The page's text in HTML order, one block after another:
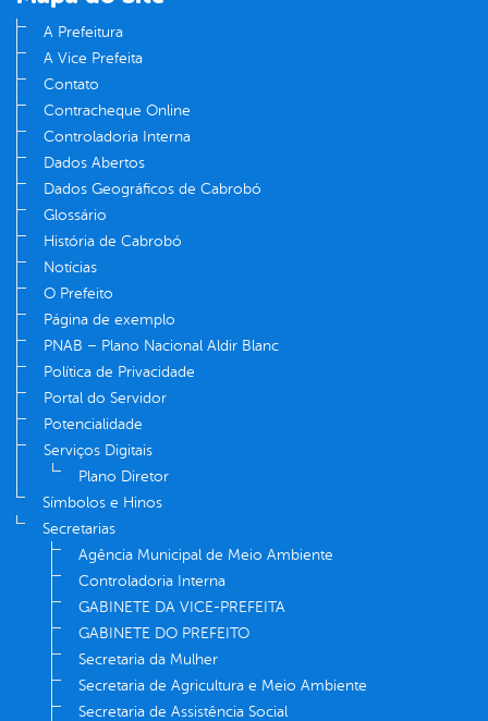
A Prefeitura
A Vice Prefeita
Contato
Contracheque Online
Controladoria Interna
Dados Abertos
Dados Geográficos de Cabrobó
Glossário
História de Cabrobó
Notícias
O Prefeito
Página de exemplo
PNAB – Plano Nacional Aldir Blanc
Política de Privacidade
Portal do Servidor
Potencialidade
Serviços Digitais
Plano Diretor
Símbolos e Hinos
Secretarias
Agência Municipal de Meio Ambiente
Controladoria Interna
GABINETE DA VICE-PREFEITA
GABINETE DO PREFEITO
Secretaria da Mulher
Secretaria de Agricultura e Meio Ambiente
Secretaria de Assistência Social